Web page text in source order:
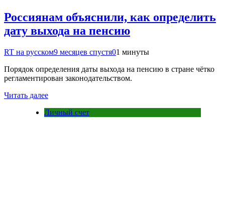
Россиянам объяснили, как определить
дату выхода на пенсию
RT на русском9 месяцев спустя01 минуты
Порядок определения даты выхода на пенсию в стране чётко
регламентирован законодательством.
Читать далее
Личный счет